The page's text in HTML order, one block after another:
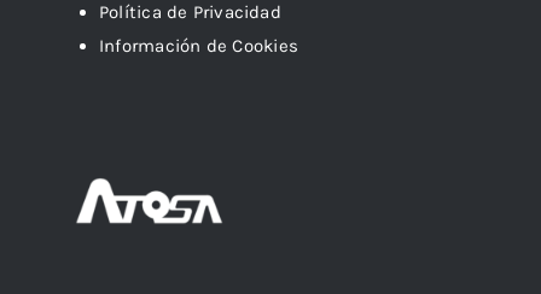
Política de Privacidad
Información de Cookies